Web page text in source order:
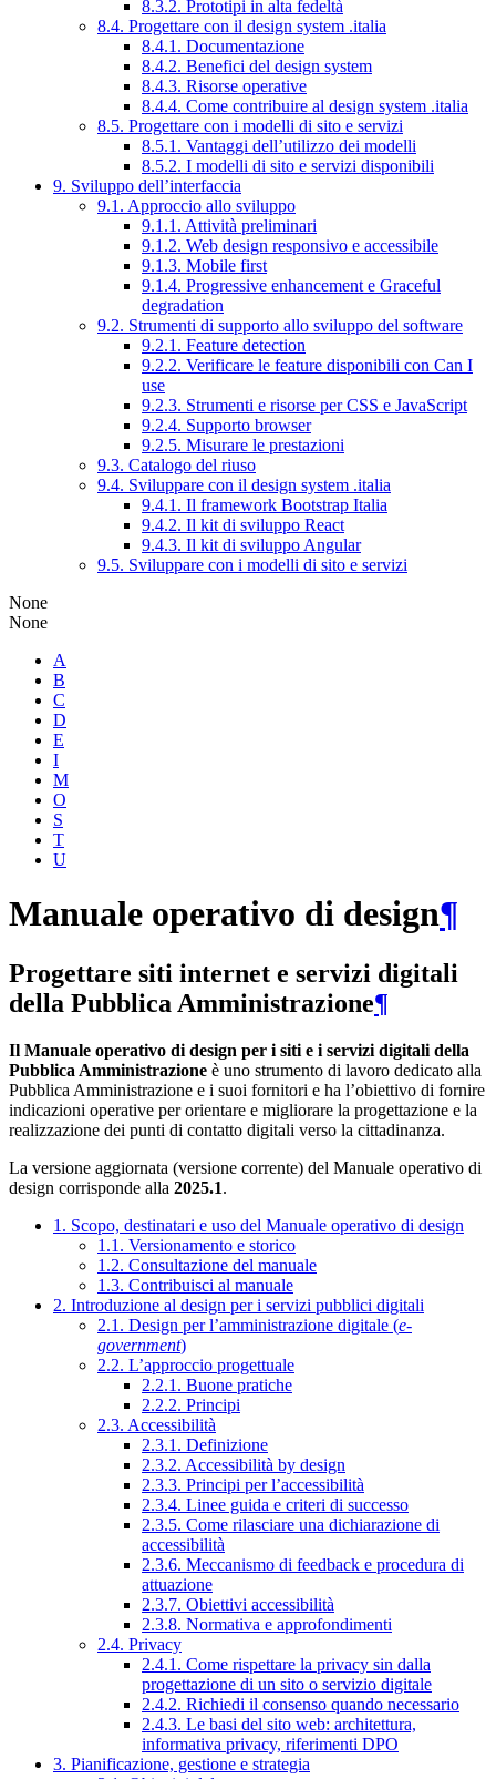
8.3.2. Prototipi in alta fedeltà
8.4. Progettare con il design system .italia
8.4.1. Documentazione
8.4.2. Benefici del design system
8.4.3. Risorse operative
8.4.4. Come contribuire al design system .italia
8.5. Progettare con i modelli di sito e servizi
8.5.1. Vantaggi dell’utilizzo dei modelli
8.5.2. I modelli di sito e servizi disponibili
9. Sviluppo dell’interfaccia
9.1. Approccio allo sviluppo
9.1.1. Attività preliminari
9.1.2. Web design responsivo e accessibile
9.1.3. Mobile first
9.1.4. Progressive enhancement e Graceful
degradation
9.2. Strumenti di supporto allo sviluppo del software
9.2.1. Feature detection
9.2.2. Verificare le feature disponibili con Can I
use
9.2.3. Strumenti e risorse per CSS e JavaScript
9.2.4. Supporto browser
9.2.5. Misurare le prestazioni
9.3. Catalogo del riuso
9.4. Sviluppare con il design system .italia
9.4.1. Il framework Bootstrap Italia
9.4.2. Il kit di sviluppo React
9.4.3. Il kit di sviluppo Angular
9.5. Sviluppare con i modelli di sito e servizi
None
None
A
B
C
D
E
I
M
O
S
T
U
Manuale operativo di design¶
Progettare siti internet e servizi digitali
della Pubblica Amministrazione¶
Il Manuale operativo di design per i siti e i servizi digitali della
Pubblica Amministrazione è uno strumento di lavoro dedicato alla
Pubblica Amministrazione e i suoi fornitori e ha l’obiettivo di fornire
indicazioni operative per orientare e migliorare la progettazione e la
realizzazione dei punti di contatto digitali verso la cittadinanza.
La versione aggiornata (versione corrente) del Manuale operativo di
design corrisponde alla 2025.1.
1. Scopo, destinatari e uso del Manuale operativo di design
1.1. Versionamento e storico
1.2. Consultazione del manuale
1.3. Contribuisci al manuale
2. Introduzione al design per i servizi pubblici digitali
2.1. Design per l’amministrazione digitale (e-
government)
2.2. L’approccio progettuale
2.2.1. Buone pratiche
2.2.2. Principi
2.3. Accessibilità
2.3.1. Definizione
2.3.2. Accessibilità by design
2.3.3. Principi per l’accessibilità
2.3.4. Linee guida e criteri di successo
2.3.5. Come rilasciare una dichiarazione di
accessibilità
2.3.6. Meccanismo di feedback e procedura di
attuazione
2.3.7. Obiettivi accessibilità
2.3.8. Normativa e approfondimenti
2.4. Privacy
2.4.1. Come rispettare la privacy sin dalla
progettazione di un sito o servizio digitale
2.4.2. Richiedi il consenso quando necessario
2.4.3. Le basi del sito web: architettura,
informativa privacy, riferimenti DPO
3. Pianificazione, gestione e strategia